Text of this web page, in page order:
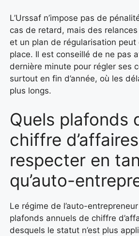
L’Urssaf n’impose pas de
cas de retard, mais des
et un plan de régularisation peut
place. Il est conseillé de ne pas
dernière minute pour régler ses
surtout en fin d’année, où les
plus longs.
Quels plafonds
chiffre d’affaires
respecter en
qu’auto-
Le régime de l’auto-
plafonds annuels de chiffre
desquels le statut n’est plus